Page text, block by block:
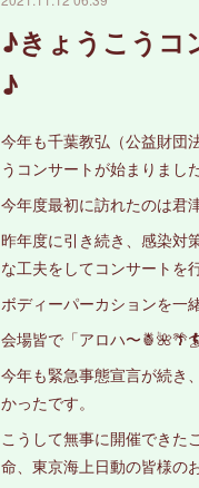
♪きょうこうコ
♪
今年も千葉教弘（公益財団
うコンサートが始まりまし
今年度最初に訪れたのは君
昨年度に引き続き、感染対
な工夫をしてコンサートを
ボディーパーカションを一
会場皆で「アロハ〜
今年も緊急事態宣言が続き
かったです。
こうして無事に開催できた
命、東京海上日動の皆様の